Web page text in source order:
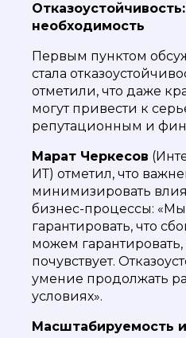
необходимость
Первым пунктом
стала
отметили, что даже
могут привести к
репутационным и
Марат Черкесов
ИТ) отметил, что
минимизировать
бизнес-процессы:
гарантировать, что
можем гарантировать,
почувствует.
умение продолжать
условиях».
Масштабируемость